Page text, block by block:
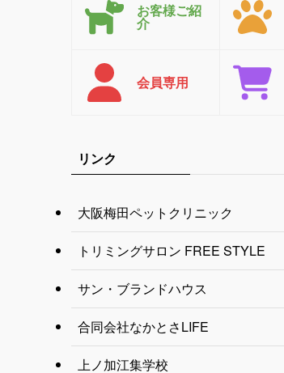
お客様ご紹
介
会員専用
リンク
大阪梅田ペットクリニック
トリミングサロン FREE STYLE
サン・ブランドハウス
合同会社なかとさLIFE
上ノ加江集学校